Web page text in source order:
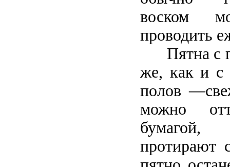
воском
проводить
Пятна с
же, как и с
полов
можно
протирают